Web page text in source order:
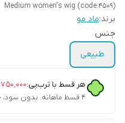
Medium women's wig (code:4509)
برند:ماد مو
جنس
طبیعی
هر قسط با ترب‌پی:۷۵۰٬۰۰۰
۴ قسط ماهانه. بدون سود، چک و ضامن.